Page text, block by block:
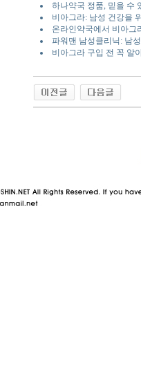
하나약국 정품, 믿을 수
비아그라: 남성 건강을
온라인약국에서 비아그
파워맨 남성클리닉: 남
비아그라 구입 전 꼭 알